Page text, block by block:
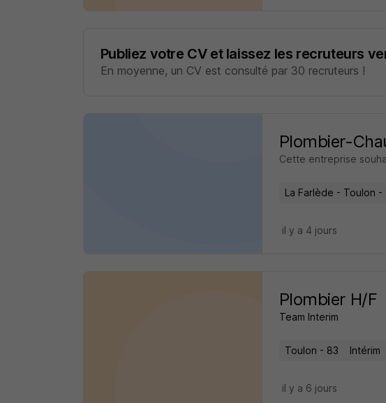
Publiez votre CV et laissez les recruteurs
En moyenne, un CV est consulté par 30 recruteurs !
Plombier-
Cette entreprise
La Farlède - Toulon -
il y a 4 jours
Plombier H/F
Team Interim
Toulon - 83 Intérim
il y a 6 jours